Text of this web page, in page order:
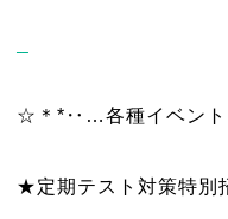
☆＊*‥…各種イベン
★定期テスト対策特別